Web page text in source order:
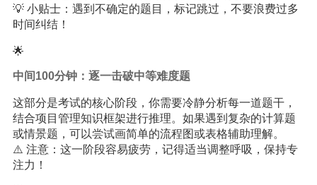
💡 小贴士：遇到不确定的题目，标记跳过，不要浪费过多
时间纠结！
🌟
中间100分钟：逐一击破中等难度题
这部分是考试的核心阶段，你需要冷静分析每一道题干，
结合项目管理知识框架进行推理。如果遇到复杂的计算题
或情景题，可以尝试画简单的流程图或表格辅助理解。
⚠️ 注意：这一阶段容易疲劳，记得适当调整呼吸，保持专
注力！